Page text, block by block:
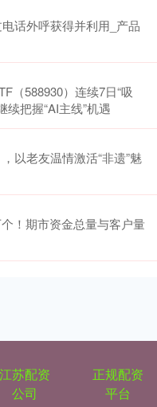
话外呼获得并利用_产品
（588930）连续7日“吸
把握“AI主线”机遇
以老友温情激活“非遗”魅
！期市资金总量与客户量
江苏配资
公司
正规配资
平台